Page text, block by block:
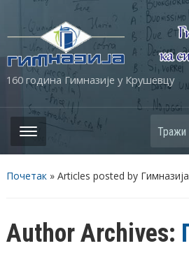
160 година Гимназије у Крушевцу
Почетак» Articles posted by Гимназија
Author Archives: